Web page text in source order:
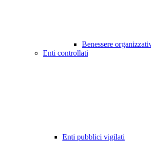
Benessere
Enti controllati
Enti pubblici vigilati